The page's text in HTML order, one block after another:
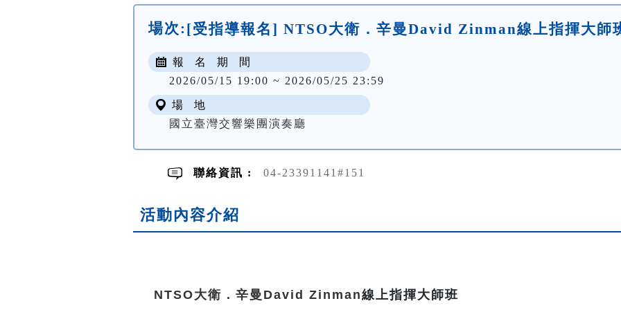
場次: [受指導報名] NTSO大衛．辛曼David Zinman線上指揮大師
報 名 期 間
2026/05/15 19:00 ~ 2026/05/25 23:59
場 地
國立臺灣交響樂團演奏廳
聯絡資訊 : 04-23391141#151
活動內容介紹
NTSO大衛．辛曼David Zinman線上指揮大師班